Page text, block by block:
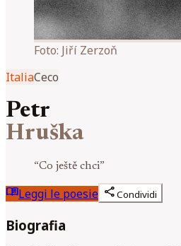
Foto: Jiří Zerzoň
ItaliaCeco
Petr
Hruška
“Co ještě chci”
menu_bookLeggi le poesie shareCondividi
Biografia